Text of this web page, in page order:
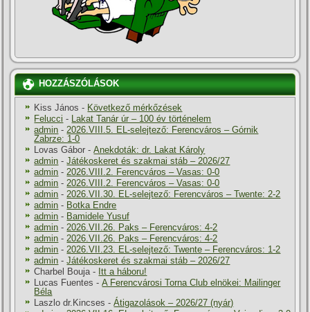
HOZZÁSZÓLÁSOK
Kiss János - Következő mérkőzések
Felucci - Lakat Tanár úr – 100 év történelem
admin -2026.VIII.5. EL-selejtező: Ferencváros – Górnik
Zabrze: 1-0
Lovas Gábor -Anekdoták: dr. Lakat Károly
admin -Játékoskeret és szakmai stáb – 2026/27
admin -2026.VIII.2. Ferencváros – Vasas: 0-0
admin -2026.VIII.2. Ferencváros – Vasas: 0-0
admin -2026.VII.30. EL-selejtező: Ferencváros – Twente: 2-2
admin - Botka Endre
admin - Bamidele Yusuf
admin -2026.VII.26. Paks – Ferencváros: 4-2
admin -2026.VII.26. Paks – Ferencváros: 4-2
admin -2026.VII.23. EL-selejtező: Twente – Ferencváros: 1-2
admin -Játékoskeret és szakmai stáb – 2026/27
Charbel Bouja- Itt a háboru!
Lucas Fuentes -A Ferencvárosi Torna Club elnökei: Mailinger
Béla
Laszlo dr.Kincses -Átigazolások – 2026/27 (nyár)